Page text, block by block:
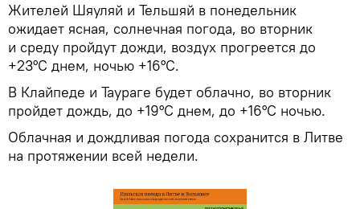
Жителей Шяуляй и Тельшяй в понедельник
ожидает ясная, солнечная погода, во вторник
и среду пройдут дожди, воздух прогреется до
+23°С днем, ночью +16°С.
В Клайпеде и Таураге будет облачно, во вторник
пройдет дождь, до +19°С днем, до +16°С ночью.
Облачная и дождливая погода сохранится в Литве
на протяжении всей недели.